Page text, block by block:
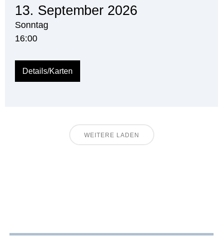
13. September 2026
Sonntag
16:00
Details/Karten
WEITERE LADEN